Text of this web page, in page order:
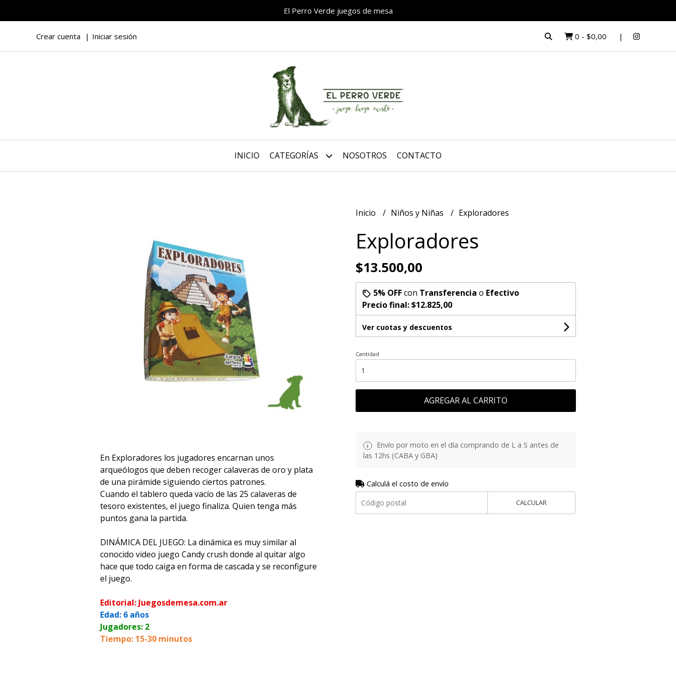
El Perro Verde juegos de mesa
Crear cuenta Iniciar sesión 0 - $0,00
INICIO CATEGORÍAS NOSOTROS CONTACTO
En Exploradores los jugadores encarnan unos
arqueólogos que deben recoger calaveras de oro y plata
de una pirámide siguiendo ciertos patrones.
Cuando el tablero queda vacío de las 25 calaveras de
tesoro existentes, el juego finaliza. Quien tenga más
puntos gana la partida.
DINÁMICA DEL JUEGO: La dinámica es muy similar al
conocido video juego Candy crush donde al quitar algo
hace que todo caiga en forma de cascada y se reconfigure
el juego.
Editorial: Juegosdemesa.com.ar
Edad: 6 años
Jugadores: 2
Tiempo: 15-30 minutos
Inicio Niños y Niñas Exploradores
Exploradores
$13.500,00
5% OFFcon Transferencia o Efectivo
Precio final:$12.825,00
Ver cuotas y descuentos
Cantidad
AGREGAR AL CARRITO
Envío por moto en el día comprando de L a S antes de
las 12hs (CABA y GBA)
Calculá el costo de envío
CALCULAR